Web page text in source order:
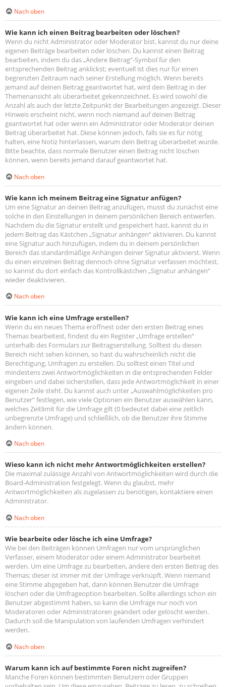
Nach oben
Wie kann ich einen Beitrag bearbeiten oder löschen?
Wenn du nicht Administrator oder Moderator bist, kannst du nur deine
eigenen Beiträge bearbeiten oder löschen. Du kannst einen Beitrag
bearbeiten, indem du das „Ändere Beitrag“-Symbol für den
entsprechenden Beitrag anklickst; eventuell ist dies nur für einen
begrenzten Zeitraum nach seiner Erstellung möglich. Wenn bereits
jemand auf deinen Beitrag geantwortet hat, wird dein Beitrag in der
Themenansicht als überarbeitet gekennzeichnet. Es wird sowohl die
Anzahl als auch der letzte Zeitpunkt der Bearbeitungen angezeigt. Dieser
Hinweis erscheint nicht, wenn noch niemand auf deinen Beitrag
geantwortet hat oder wenn ein Administrator oder Moderator deinen
Beitrag überarbeitet hat. Diese können jedoch, falls sie es für nötig
halten, eine Notiz hinterlassen, warum dein Beitrag überarbeitet wurde.
Bitte beachte, dass normale Benutzer einen Beitrag nicht löschen
können, wenn bereits jemand darauf geantwortet hat.
Nach oben
Wie kann ich meinem Beitrag eine Signatur anfügen?
Um eine Signatur an deinen Beitrag anzufügen, musst du zunächst eine
solche in den Einstellungen in deinem persönlichen Bereich entwerfen.
Nachdem du die Signatur erstellt und gespeichert hast, kannst du in
jedem Beitrag das Kästchen „Signatur anhängen“ aktivieren. Du kannst
eine Signatur auch hinzufügen, indem du in deinem persönlichen
Bereich das standardmäßige Anhängen deiner Signatur aktivierst. Wenn
du einen einzelnen Beitrag dennoch ohne Signatur verfassen möchtest,
so kannst du dort einfach das Kontrollkästchen „Signatur anhängen“
wieder deaktivieren.
Nach oben
Wie kann ich eine Umfrage erstellen?
Wenn du ein neues Thema eröffnest oder den ersten Beitrag eines
Themas bearbeitest, findest du ein Register „Umfrage erstellen“
unterhalb des Formulars zur Beitragserstellung. Solltest du diesen
Bereich nicht sehen können, so hast du wahrscheinlich nicht die
Berechtigung, Umfragen zu erstellen. Du solltest einen Titel und
mindestens zwei Antwortmöglichkeiten in die entsprechenden Felder
eingeben und dabei sicherstellen, dass jede Antwortmöglichkeit in einer
eigenen Zeile steht. Du kannst auch unter „Auswahlmöglichkeiten pro
Benutzer“ festlegen, wie viele Optionen ein Benutzer auswählen kann,
welches Zeitlimit für die Umfrage gilt (0 bedeutet dabei eine zeitlich
unbegrenzte Umfrage) und schließlich, ob die Benutzer ihre Stimme
ändern können.
Nach oben
Wieso kann ich nicht mehr Antwortmöglichkeiten erstellen?
Die maximal zulässige Anzahl von Antwortmöglichkeiten wird durch die
Board-Administration festgelegt. Wenn du glaubst, mehr
Antwortmöglichkeiten als zugelassen zu benötigen, kontaktiere einen
Administrator.
Nach oben
Wie bearbeite oder lösche ich eine Umfrage?
Wie bei den Beiträgen können Umfragen nur vom ursprünglichen
Verfasser, einem Moderator oder einem Administrator bearbeitet
werden. Um eine Umfrage zu bearbeiten, ändere den ersten Beitrag des
Themas; dieser ist immer mit der Umfrage verknüpft. Wenn niemand
eine Stimme abgegeben hat, dann können Benutzer die Umfrage
löschen oder die Umfrageoption bearbeiten. Sollte allerdings schon ein
Benutzer abgestimmt haben, so kann die Umfrage nur noch von
Moderatoren oder Administratoren geändert oder gelöscht werden.
Dadurch soll die Manipulation von laufenden Umfragen verhindert
werden.
Nach oben
Warum kann ich auf bestimmte Foren nicht zugreifen?
Manche Foren können bestimmten Benutzern oder Gruppen